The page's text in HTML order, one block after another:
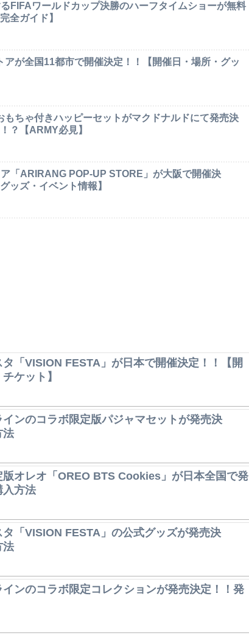
FIFAワールドカップ決勝のハーフタイムショーが無料
全ガイド】
アが全国11都市で開催決定！！【開催日・場所・グッ
もちゃ付きハッピーセットがマクドナルドにて発売決
？【ARMY必見】
「ARIRANG POP-UP STORE」が大阪で開催決
ッズ・イベント情報】
「VISION FESTA」が日本で開催決定！！【開
ケット】
ンのコラボ限定版パジャマセットが発売決
法
オレオ「OREO BTS Cookies」が日本全国で発
入方法
「VISION FESTA」の公式グッズが発売決
法
ンのコラボ限定コレクションが発売決定！！発